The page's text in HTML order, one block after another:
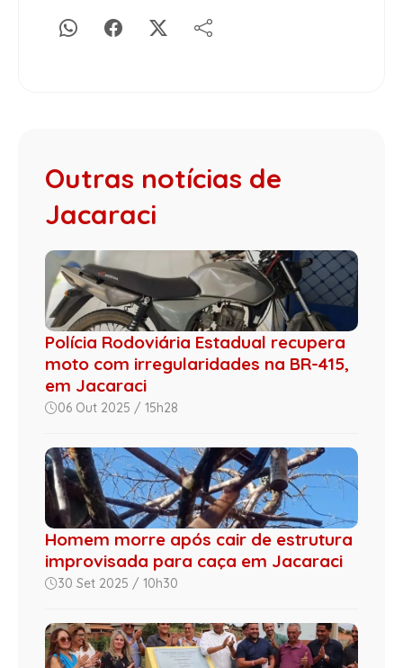
Outras notícias de
Jacaraci
Polícia Rodoviária Estadual recupera
moto com irregularidades na BR-415,
em Jacaraci
06 Out 2025 / 15h28
Homem morre após cair de estrutura
improvisada para caça em Jacaraci
30 Set 2025 / 10h30